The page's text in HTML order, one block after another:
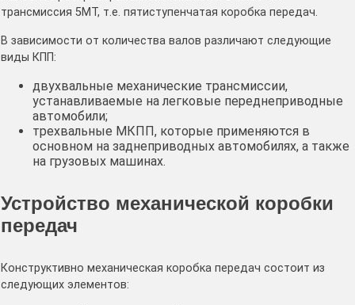
трансмиссия 5МТ, т.е. пятиступенчатая коробка передач.
В зависимости от количества валов различают следующие
виды КПП:
двухвальные механические трансмиссии,
устанавливаемые на легковые переднеприводные
автомобили;
трехвальные МКПП, которые применяются в
основном на заднеприводных автомобилях, а также
на грузовых машинах.
Устройство механической коробки
передач
Конструктивно механическая коробка передач состоит из
следующих элементов: